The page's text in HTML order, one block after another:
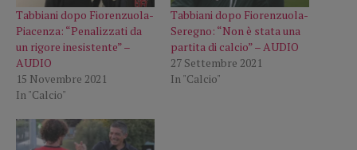
Tabbiani dopo Fiorenzuola-
Piacenza: “Penalizzati da
un rigore inesistente” –
AUDIO
15 Novembre 2021
In "Calcio"
Tabbiani dopo Fiorenzuola-
Seregno: “Non è stata una
partita di calcio” – AUDIO
27 Settembre 2021
In "Calcio"